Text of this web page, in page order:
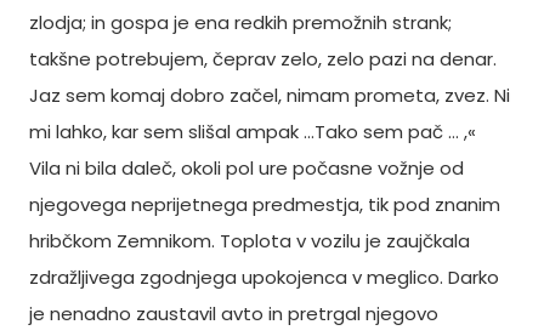
zlodja; in gospa je ena redkih premožnih strank;
takšne potrebujem, čeprav zelo, zelo pazi na denar.
Jaz sem komaj dobro začel, nimam prometa, zvez. Ni
mi lahko, kar sem slišal ampak …Tako sem pač … ,«
Vila ni bila daleč, okoli pol ure počasne vožnje od
njegovega neprijetnega predmestja, tik pod znanim
hribčkom Zemnikom. Toplota v vozilu je zaujčkala
zdražljivega zgodnjega upokojenca v meglico. Darko
je nenadno zaustavil avto in pretrgal njegovo